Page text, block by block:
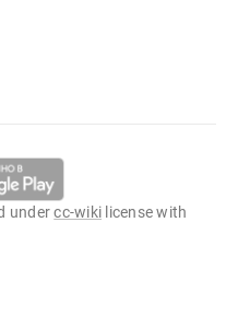
undercc-wiki license with